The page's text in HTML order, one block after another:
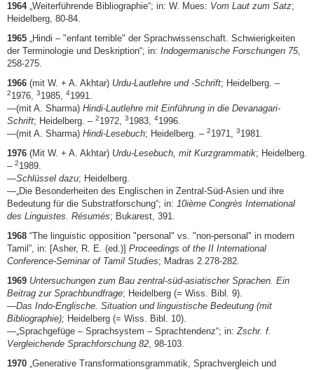
1964„Weiterführende Bibliographie“; in: W. Mues: Vom Laut zum Satz;
Heidelberg, 80-84.
1965 „Hindi – "enfant terrible" der Sprachwissenschaft. Schwierigkeiten
der Terminologie und Deskription“; in: Indogermanische Forschungen 75,
258-275.
1966 (mit W. + A. Akhtar) Urdu-Lautlehre und -Schrift; Heidelberg. –
21976, 31985, 41991.
—(mit A. Sharma) Hindi-Lautlehre mit Einführung in die Devanagari-
Schrift; Heidelberg. – 21972, 31983, 41996.
—(mit A. Sharma) Hindi-Lesebuch; Heidelberg. – 21971, 31981.
1976 (Mit W. + A. Akhtar) Urdu-Lesebuch, mit Kurzgrammatik; Heidelberg.
– 21989.
—Schlüssel dazu; Heidelberg.
—„Die Besonderheiten des Englischen in Zentral-Süd-Asien und ihre
Bedeutung für die Substratforschung“; in: 10ième Congrès International
des Linguistes. Résumés; Bukarest, 391.
1968 “The linguistic opposition "personal" vs. "non-personal" in modern
Tamil”, in: [Asher, R. E. (ed.)] Proceedings of the II International
Conference-Seminar of Tamil Studies; Madras 2.278-282.
1969 Untersuchungen zum Bau zentral-süd-asiatischer Sprachen. Ein
Beitrag zur Sprachbundfrage; Heidelberg (= Wiss. Bibl. 9).
—Das Indo-Englische. Situation und linguistische Bedeutung (mit
Bibliographie); Heidelberg (= Wiss. Bibl. 10).
—„Sprachgefüge – Sprachsystem – Sprachtendenz“; in:Zschr. f.
Vergleichende Sprachforschung 82, 98-103.
1970 „Generative Transformationsgrammatik, Sprachvergleich und